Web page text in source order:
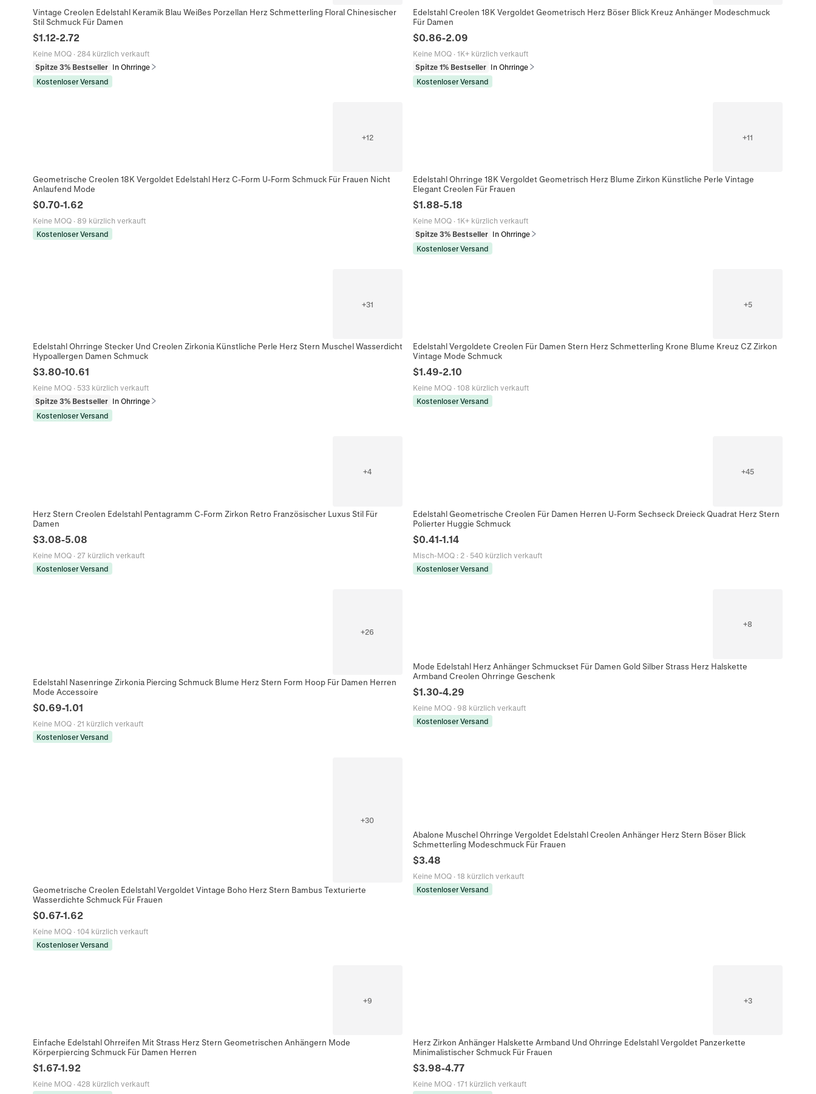
Vintage Creolen Edelstahl Keramik Blau Weißes Porzellan Herz Schmetterling Floral Chinesischer
Stil Schmuck Für Damen
$1.12-2.72
Keine MOQ· 284 kürzlich verkauft
Spitze 3% Bestseller In Ohrringe
Kostenloser Versand
Edelstahl Creolen 18K Vergoldet Geometrisch Herz Böser Blick Kreuz Anhänger Modeschmuck
Für Damen
$0.86-2.09
Keine MOQ · 1K+ kürzlich verkauft
Spitze 1% Bestseller In Ohrringe
Kostenloser Versand
+12
Geometrische Creolen 18K Vergoldet Edelstahl Herz C-Form U-Form Schmuck Für Frauen Nicht
Anlaufend Mode
$0.70-1.62
Keine MOQ· 89 kürzlich verkauft
Kostenloser Versand
+11
Edelstahl Ohrringe 18K Vergoldet Geometrisch Herz Blume Zirkon Künstliche Perle Vintage
Elegant Creolen Für Frauen
$1.88-5.18
Keine MOQ · 1K+ kürzlich verkauft
Spitze 3% Bestseller In Ohrringe
Kostenloser Versand
+31
Edelstahl Ohrringe Stecker Und Creolen Zirkonia Künstliche Perle Herz Stern Muschel Wasserdicht
Hypoallergen Damen Schmuck
$3.80-10.61
Keine MOQ· 533 kürzlich verkauft
Spitze 3% Bestseller In Ohrringe
Kostenloser Versand
+5
Edelstahl Vergoldete Creolen Für Damen Stern Herz Schmetterling Krone Blume Kreuz CZ Zirkon
Vintage Mode Schmuck
$1.49-2.10
Keine MOQ · 108 kürzlich verkauft
Kostenloser Versand
+4
Herz Stern Creolen Edelstahl Pentagramm C-Form Zirkon Retro Französischer Luxus Stil Für
Damen
$3.08-5.08
Keine MOQ· 27 kürzlich verkauft
Kostenloser Versand
+45
Edelstahl Geometrische Creolen Für Damen Herren U-Form Sechseck Dreieck Quadrat Herz Stern
Polierter Huggie Schmuck
$0.41-1.14
Misch-MOQ : 2 · 540 kürzlich verkauft
Kostenloser Versand
+26
Edelstahl Nasenringe Zirkonia Piercing Schmuck Blume Herz Stern Form Hoop Für Damen Herren
Mode Accessoire
$0.69-1.01
Keine MOQ· 21 kürzlich verkauft
Kostenloser Versand
+8
Mode Edelstahl Herz Anhänger Schmuckset Für Damen Gold Silber Strass Herz Halskette
Armband Creolen Ohrringe Geschenk
$1.30-4.29
Keine MOQ · 98 kürzlich verkauft
Kostenloser Versand
+30
Geometrische Creolen Edelstahl Vergoldet Vintage Boho Herz Stern Bambus Texturierte
Wasserdichte Schmuck Für Frauen
$0.67-1.62
Keine MOQ· 104 kürzlich verkauft
Kostenloser Versand
Abalone Muschel Ohrringe Vergoldet Edelstahl Creolen Anhänger Herz Stern Böser Blick
Schmetterling Modeschmuck Für Frauen
$3.48
Keine MOQ · 18 kürzlich verkauft
Kostenloser Versand
+9
Einfache Edelstahl Ohrreifen Mit Strass Herz Stern Geometrischen Anhängern Mode
Körperpiercing Schmuck Für Damen Herren
$1.67-1.92
Keine MOQ· 428 kürzlich verkauft
+3
Herz Zirkon Anhänger Halskette Armband Und Ohrringe Edelstahl Vergoldet Panzerkette
Minimalistischer Schmuck Für Frauen
$3.98-4.77
Keine MOQ · 171 kürzlich verkauft